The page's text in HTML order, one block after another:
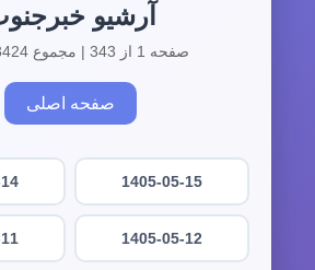
آرشیو
صفحه 1 از 343 | مجموع 3424 آرشیو
صفحه اصلی
1405-05-15
1405-05-12